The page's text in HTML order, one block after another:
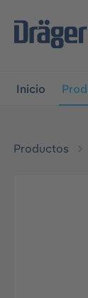
la navegación
Inicio
Productos